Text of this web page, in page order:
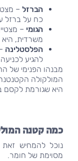
הברזל –
כח על ברזל
הגומי –
משרדית,
הפלסטלינה
להגיע
מבנהו הפנימי של
המולקולה
היא שגורמת לקסם
כמה קטנה
נוכל להמחיש
מסוימת של חומר.